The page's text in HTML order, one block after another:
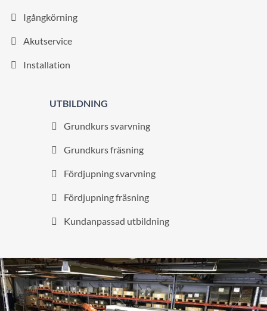
Igångkörning
Akutservice
Installation
UTBILDNING
Grundkurs svarvning
Grundkurs fräsning
Fördjupning svarvning
Fördjupning fräsning
Kundanpassad utbildning